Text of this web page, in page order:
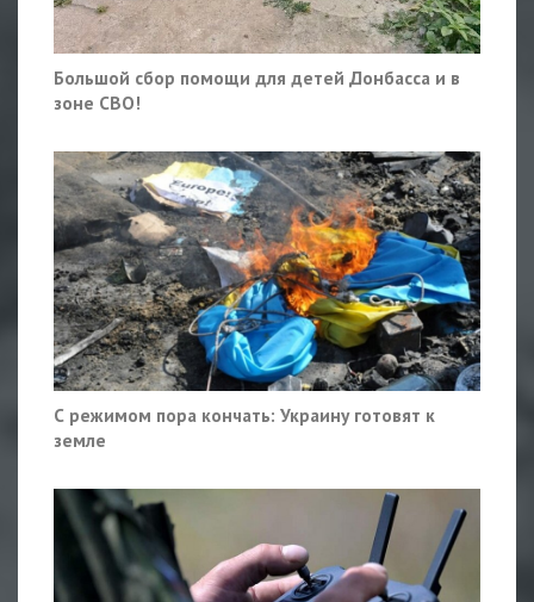
Большой сбор помощи для детей Донбасса и в
зоне СВО!
С режимом пора кончать: Украину готовят к
земле